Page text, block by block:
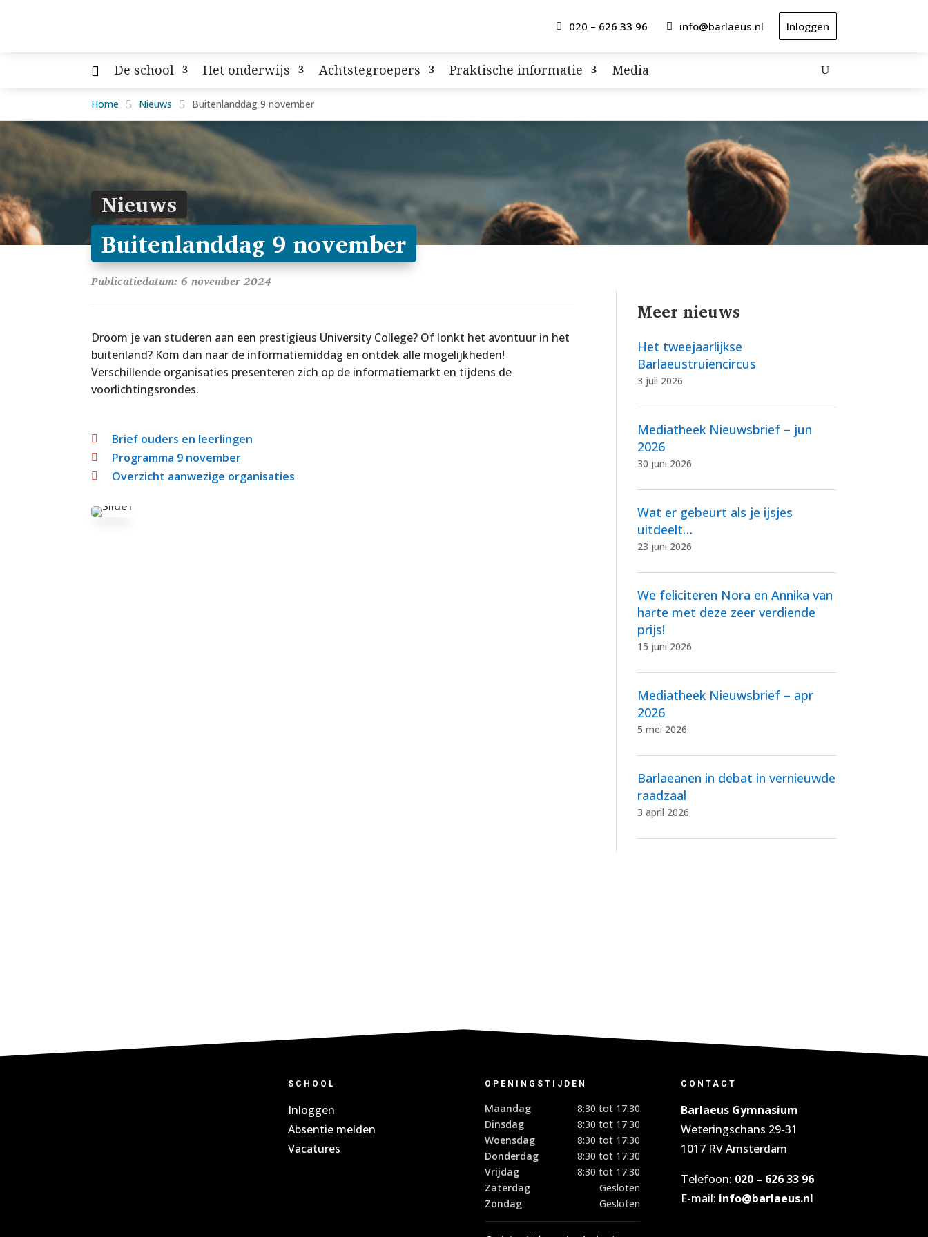
020 – 626 33 96 info@barlaeus.nl Inloggen
De school Het onderwijs Achtstegroepers Praktische informatie Media
Home 5 Nieuws 5 Buitenlanddag 9 november
Nieuws
Buitenlanddag 9 november
Publicatiedatum: 6 november 2024
Droom je van studeren aan een prestigieus University College? Of lonkt het avontuur in het
buitenland? Kom dan naar de informatiemiddag en ontdek alle mogelijkheden!
Verschillende organisaties presenteren zich op de informatiemarkt en tijdens de
voorlichtingsrondes.
 Brief ouders en leerlingen
 Programma 9 november
 Overzicht aanwezige organisaties
Meer nieuws
Het tweejaarlijkse
Barlaeustruiencircus
3 juli 2026
Mediatheek Nieuwsbrief – jun
2026
30 juni 2026
Wat er gebeurt als je ijsjes
uitdeelt…
23 juni 2026
We feliciteren Nora en Annika van
harte met deze zeer verdiende
prijs!
15 juni 2026
Mediatheek Nieuwsbrief – apr
2026
5 mei 2026
Barlaeanen in debat in vernieuwde
raadzaal
3 april 2026
SCHOOL
Inloggen
Absentie melden
Vacatures
OPENINGSTIJDEN
Maandag
8:30 tot 17:30
Dinsdag
8:30 tot 17:30
Woensdag
8:30 tot 17:30
Donderdag
8:30 tot 17:30
Vrijdag
8:30 tot 17:30
Zaterdag
Gesloten
Zondag
Gesloten
CONTACT
Barlaeus Gymnasium
Weteringschans 29-31
1017 RV Amsterdam
Telefoon: 020 – 626 33 96
E-mail: info@barlaeus.nl